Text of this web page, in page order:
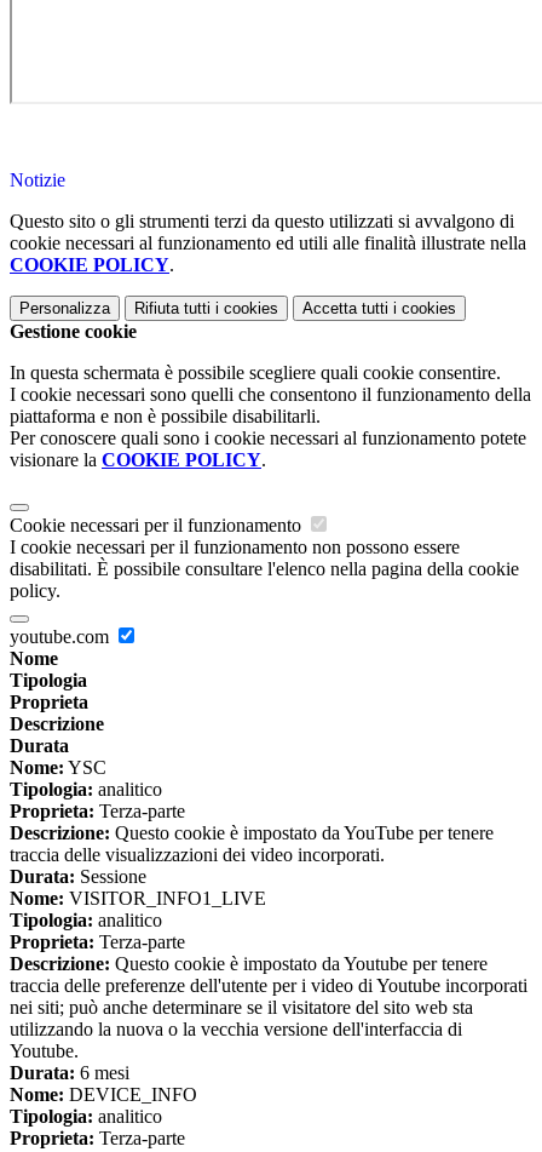
Notizie
Questo sito o gli strumenti terzi da questo utilizzati si avvalgono di
cookie necessari al funzionamento ed utili alle finalità illustrate nella
COOKIE POLICY.
Personalizza Rifiuta tutti i cookies Accetta tutti i cookies
Gestione cookie
In questa schermata è possibile scegliere quali cookie consentire.
I cookie necessari sono quelli che consentono il funzionamento della
piattaforma e non è possibile disabilitarli.
Per conoscere quali sono i cookie necessari al funzionamento potete
visionare la COOKIE POLICY.
Cookie necessari per il funzionamento
I cookie necessari per il funzionamento non possono essere
disabilitati. È possibile consultare l'elenco nella pagina della cookie
policy.
youtube.com
Nome
Tipologia
Proprieta
Descrizione
Durata
Nome: YSC
Tipologia: analitico
Proprieta: Terza-parte
Descrizione: Questo cookie è impostato da YouTube per tenere
traccia delle visualizzazioni dei video incorporati.
Durata: Sessione
Nome: VISITOR_INFO1_LIVE
Tipologia: analitico
Proprieta: Terza-parte
Descrizione: Questo cookie è impostato da Youtube per tenere
traccia delle preferenze dell'utente per i video di Youtube incorporati
nei siti; può anche determinare se il visitatore del sito web sta
utilizzando la nuova o la vecchia versione dell'interfaccia di
Youtube.
Durata: 6 mesi
Nome: DEVICE_INFO
Tipologia: analitico
Proprieta: Terza-parte